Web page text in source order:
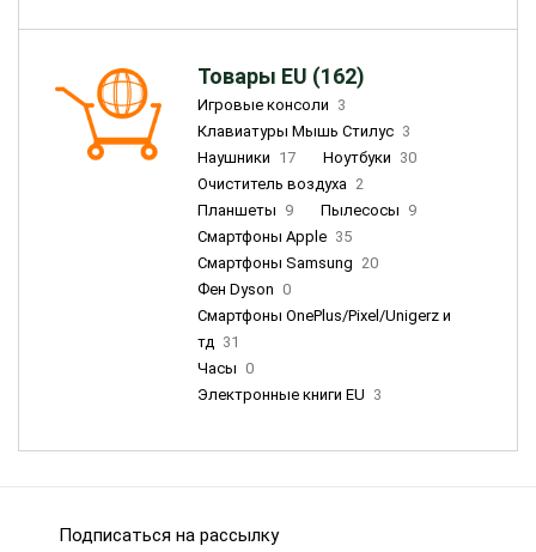
Товары EU (162)
Игровые консоли 3
Клавиатуры Мышь Стилус 3
Наушники 17 Ноутбуки 30
Очиститель воздуха 2
Планшеты 9 Пылесосы 9
Смартфоны Apple 35
Смартфоны Samsung 20
Фен Dyson 0
Смартфоны OnePlus/Pixel/Unigerz и
тд 31
Часы 0
Электронные книги EU 3
Подписаться на рассылку